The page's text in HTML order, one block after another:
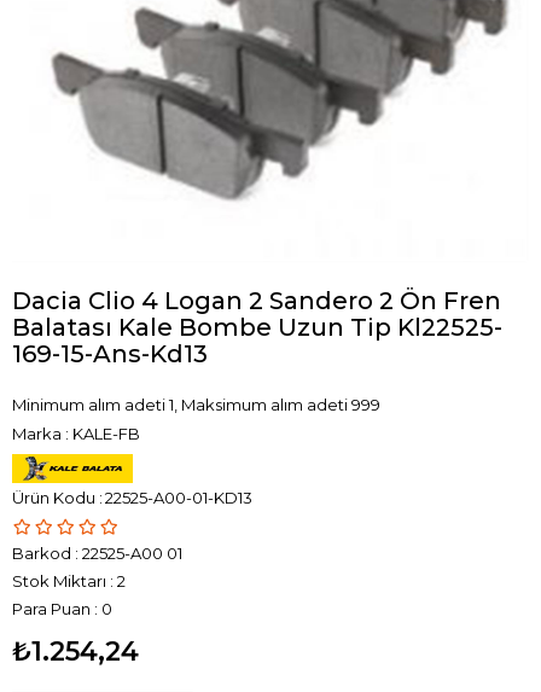
Dacia Clio 4 Logan 2 Sandero 2 Ön Fren
Balatası Kale Bombe Uzun Tip Kl22525-
169-15-Ans-Kd13
Minimum alım adeti 1, Maksimum alım adeti 999
Marka : KALE-FB
22525-A00-01-KD13
Barkod : 22525-A00 01
Stok Miktarı : 2
Para Puan : 0
₺1.254,24